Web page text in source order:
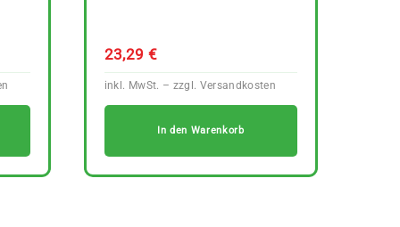
23,29 €
In den Warenkorb